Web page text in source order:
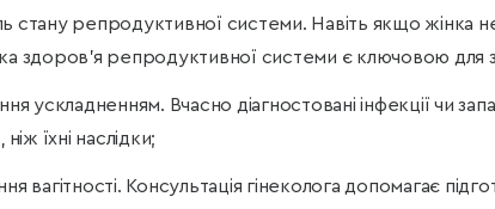
стану репродуктивної системи. Навіть якщо жінка не
здоров’я репродуктивної системи є ключовою для
ускладненням. Вчасно діагностовані інфекції чи
ніж їхні наслідки;
вагітності. Консультація гінеколога допомагає